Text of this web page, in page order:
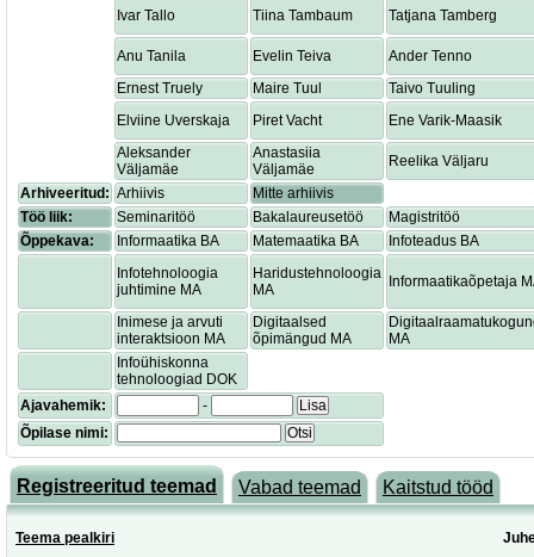
Ivar Tallo
Tiina Tambaum Tatjana Tamberg
Anu Tanila Evelin Teiva
Ander Tenno
Ernest Truely
Maire Tuul
Taivo Tuuling
Elviine Uverskaja
Piret Vacht
Ene Varik-Maasik
Aleksander
Väljamäe
Anastasiia
Väljamäe
Reelika Väljaru
Arhiveeritud: Arhiivis
Mitte arhiivis
Töö liik:
Seminaritöö Bakalaureusetöö
Magistritöö
Õppekava:
Informaatika BA Matemaatika BA
Infoteadus BA
Infotehnoloogia
juhtimine MA
Haridustehnoloogia
MA
Informaatikaõpetaja
Inimese ja arvuti
interaktsioon MA
Digitaalsed
õpimängud MA
MA
Infoühiskonna
tehnoloogiad DOK
Ajavahemik:
-
Lisa
Õpilase nimi:
Otsi
Registreeritud teemad Vabad teemad Kaitstud tööd
Teema pealkiri